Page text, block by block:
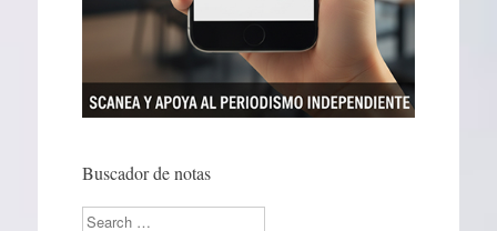
Buscador de notas
Search